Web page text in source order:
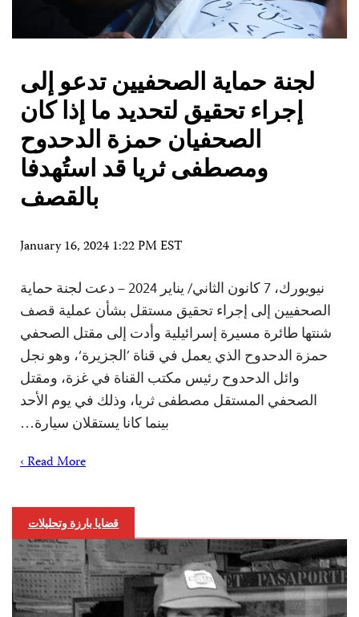
لجنة حماية الصحفيين تدعو إلى
إجراء تحقيق لتحديد ما إذا كان
الصحفيان حمزة الدحدوح
ومصطفى ثريا قد استُهدفا
بالقصف
January 16, 2024 1:22 PM EST
نيويورك، 7 كانون الثاني/ يناير 2024 – دعت لجنة حماية
الصحفيين إلى إجراء تحقيق مستقل بشأن عملية قصف
شنتها طائرة مسيرة إسرائيلية وأدت إلى مقتل الصحفي
حمزة الدحدوح الذي يعمل في قناة ’الجزيرة‘، وهو نجل
وائل الدحدوح رئيس مكتب القناة في غزة، ومقتل
الصحفي المستقل مصطفى ثريا، وذلك في يوم الأحد
بينما كانا يستقلان سيارة…
Read More ›
قضايا بارزة وتحليلات